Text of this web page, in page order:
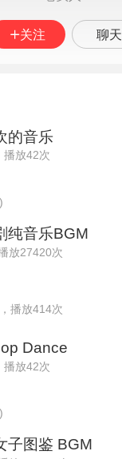
关注 聊天
的音乐
播放42次
)
纯音乐BGM
放27420次
播放414次
Dance
播放42次
)
子图鉴 BGM